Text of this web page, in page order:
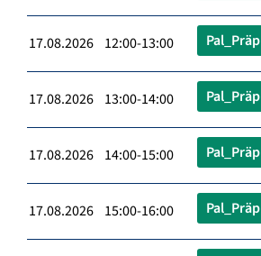
17.08.2026 12:00-13:00 Pal_Präp
17.08.2026 13:00-14:00 Pal_Präp
17.08.2026 14:00-15:00 Pal_Präp
17.08.2026 15:00-16:00 Pal_Präp